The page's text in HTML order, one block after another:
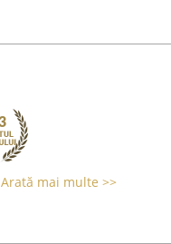
Arată mai multe >>